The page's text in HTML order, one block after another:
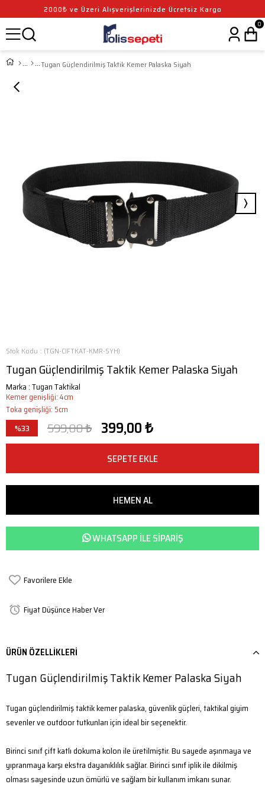
2000₺ ve Üzeri Alışverişlerinizde Ücretsiz Kargo
0
Tugan Güçlendirilmiş Taktik Kemer Palaska Siyah
›
Stok Kodu (TGN-CIFTKAT-KMR-SYH)
Tugan Güçlendirilmiş Taktik Kemer Palaska Siyah
Marka:Tugan Taktikal
Kemer genişliği: 4cm
Toka genişliği: 5cm
%33
İndirim
599,00 ₺ 399,00 ₺
WHATSAPP ILE SIPARIŞ
Favorilere Ekle
Fiyat Düşünce Haber Ver
ÜRÜN ÖZELLIKLERI
Tugan Güçlendirilmiş Taktik Kemer Palaska Siyah
Tugan güçlendirilmiş taktik kemer palaska, güvenlik güçleri, taktikal giyim
sevenler ve outdoor tutkunları için ideal bir seçenektir.
Birinci sınıf çift katlı dokuma kolon ile üretilmiştir. Bu sayede aşınmaya ve
yıpranmaya karşı ekstra dayanıklılık sağlar. Birinci sınıf iplik ile dikilmiş
olması sayesinde uzun ömürlü ve sağlam bir kullanım imkanı sunar.